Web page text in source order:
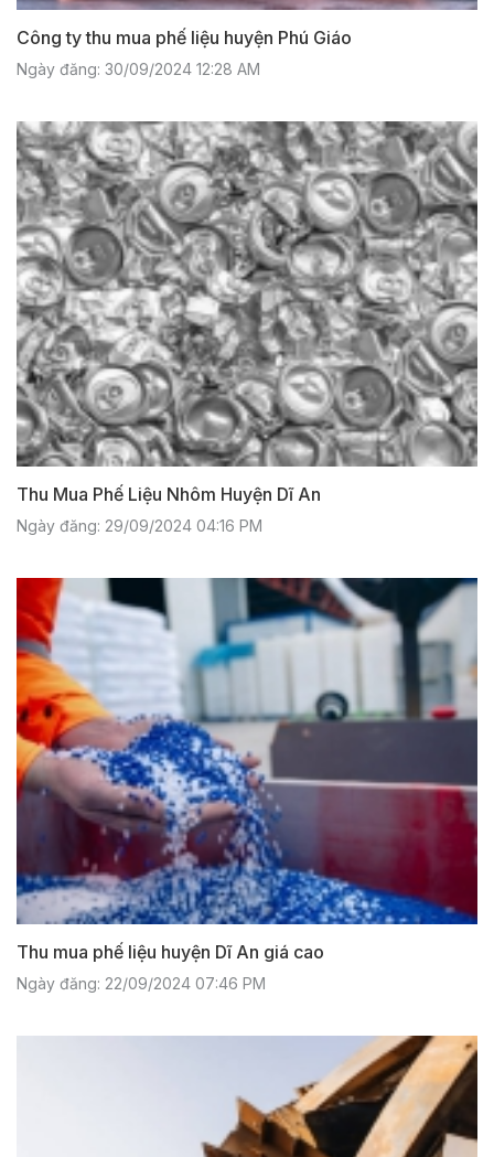
Công ty thu mua phế liệu huyện Phú Giáo
Ngày đăng: 30/09/2024 12:28 AM
Thu Mua Phế Liệu Nhôm Huyện Dĩ An
Ngày đăng: 29/09/2024 04:16 PM
Thu mua phế liệu huyện Dĩ An giá cao
Ngày đăng: 22/09/2024 07:46 PM